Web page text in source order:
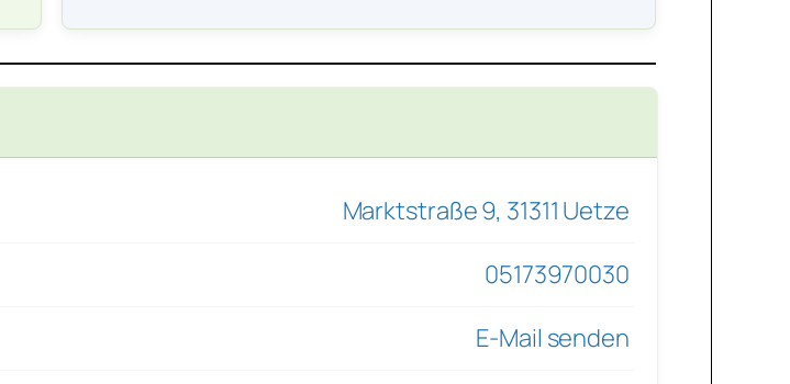
Marktstraße 9, 31311 Uetze
05173970030
E-Mail senden